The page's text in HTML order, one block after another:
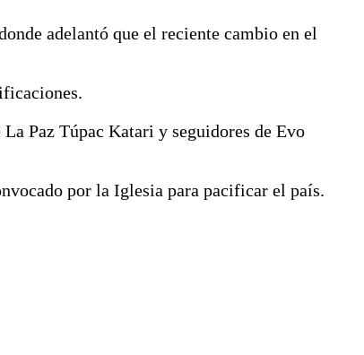
adelantó que el reciente cambio en el
Paz Túpac Katari y seguidores de Evo
por la Iglesia para pacificar el país.